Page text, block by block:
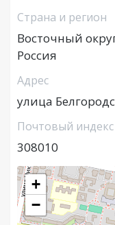
Страна и регион
Восточный
Россия
Адрес
улица
Почтовый индекс
308010
+
−